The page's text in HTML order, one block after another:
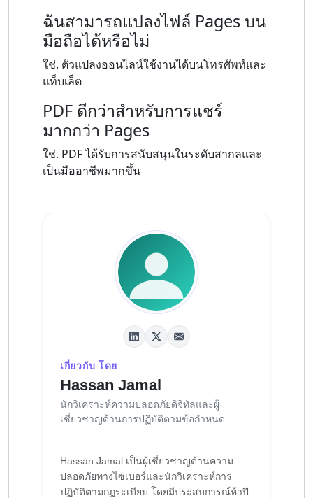
ฉันสามารถแปลงไฟล์ Pages บน
มือถือได้หรือไม่
ใช่. ตัวแปลงออนไลน์ใช้งานได้บนโทรศัพท์และ
แท็บเล็ต
PDF ดีกว่าสำหรับการแชร์
มากกว่า Pages
ใช่. PDF ได้รับการสนับสนุนในระดับสากลและ
เป็นมืออาชีพมากขึ้น
เกี่ยวกับ โดย
Hassan Jamal
นักวิเคราะห์ความปลอดภัยดิจิทัลและผู้
เชี่ยวชาญด้านการปฏิบัติตามข้อกำหนด
Hassan Jamal เป็นผู้เชี่ยวชาญด้านความ
ปลอดภัยทางไซเบอร์และนักวิเคราะห์การ
ปฏิบัติตามกฎระเบียบ โดยมีประสบการณ์ห้าปี